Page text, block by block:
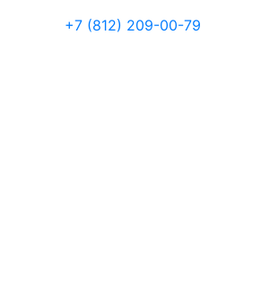
+7 (812) 209-00-79